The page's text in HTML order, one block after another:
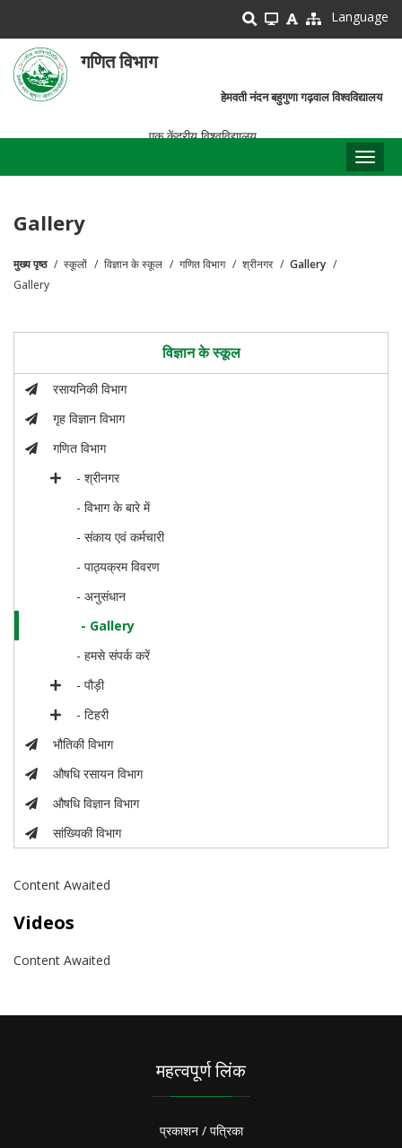
main
content
Language
गणित विभाग
हेमवती नंदन बहुगुणा गढ़वाल विश्वविद्यालय
एक केंद्रीय विश्वविद्यालय
Gallery
पग
मुख्य पृष्ठ स्कूलों विज्ञान के स्कूल गणित विभाग श्रीनगर
Gallery
Gallery
विज्ञान के स्कूल
रसायनिकी विभाग
गृह विज्ञान विभाग
गणित विभाग
- श्रीनगर
- विभाग के बारे में
- संकाय एवं कर्मचारी
- पाठ्यक्रम विवरण
- अनुसंधान
- Gallery
- हमसे संपर्क करें
- पौड़ी
- टिहरी
भौतिकी विभाग
औषधि रसायन विभाग
औषधि विज्ञान विभाग
सांख्यिकी विभाग
Content Awaited
Videos
Content Awaited
महत्वपूर्ण लिंक
प्रकाशन / पत्रिका